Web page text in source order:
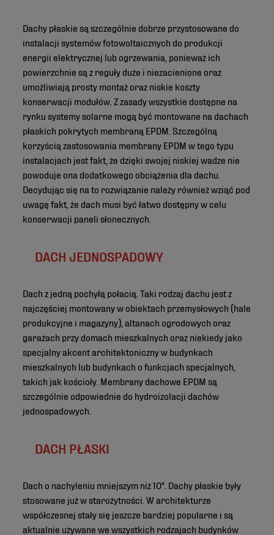
Dachy płaskie są szczególnie dobrze przystosowane do
instalacji systemów fotowoltaicznych do produkcji
energii elektrycznej lub ogrzewania, ponieważ ich
powierzchnie są z reguły duże i niezacienione oraz
umożliwiają prosty montaż oraz niskie koszty
konserwacji modułów. Z zasady wszystkie dostępne na
rynku systemy solarne mogą być montowane na dachach
płaskich pokrytych membraną EPDM. Szczególną
korzyścią zastosowania membrany EPDM w tego typu
instalacjach jest fakt, że dzięki swojej niskiej wadze nie
powoduje ona dodatkowego obciążenia dla dachu.
Decydując się na to rozwiązanie należy również wziąć pod
uwagę fakt, że dach musi być łatwo dostępny w celu
konserwacji paneli słonecznych.
DACH JEDNOSPADOWY
Dach z jedną pochyłą połacią. Taki rodzaj dachu jest z
najczęściej montowany w obiektach przemysłowych (hale
produkcyjne i magazyny), altanach ogrodowych oraz
garażach przy domach mieszkalnych oraz niekiedy jako
specjalny akcent architektoniczny w budynkach
mieszkalnych lub budynkach o funkcjach specjalnych,
takich jak kościoły. Membrany dachowe EPDM są
szczególnie odpowiednie do hydroizolacji dachów
jednospadowych.
DACH PŁASKI
Dach o nachyleniu mniejszym niż 10°. Dachy płaskie były
stosowane już w starożytności. W architekturze
współczesnej stały się jeszcze bardziej popularne i są
aktualnie używane we wszystkich rodzajach budynków